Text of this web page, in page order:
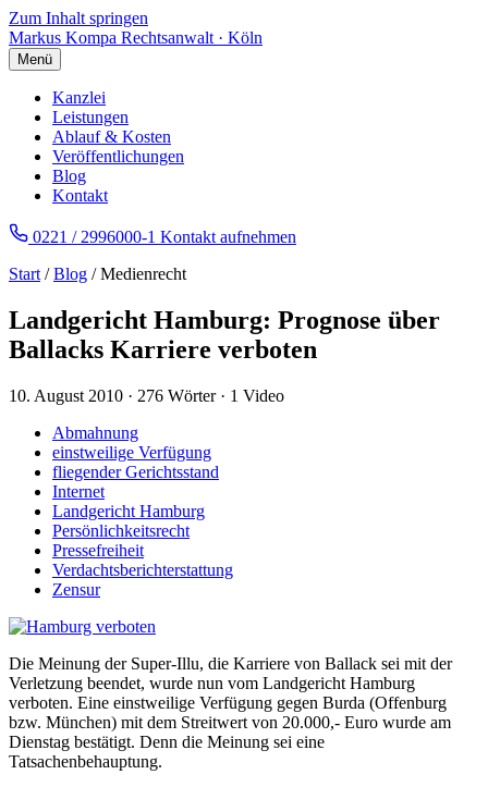
Zum Inhalt springen
Markus Kompa Rechtsanwalt · Köln
Menü
Kanzlei
Leistungen
Ablauf & Kosten
Veröffentlichungen
Blog
Kontakt
0221 / 2996000-1 Kontakt aufnehmen
Start /Blog / Medienrecht
Landgericht Hamburg: Prognose über
Ballacks Karriere verboten
10. August 2010 · 276 Wörter · 1 Video
Abmahnung
einstweilige Verfügung
fliegender Gerichtsstand
Internet
Landgericht Hamburg
Persönlichkeitsrecht
Pressefreiheit
Verdachtsberichterstattung
Zensur
Die Meinung der Super-Illu, die Karriere von Ballack sei mit der
Verletzung beendet, wurde nun vom Landgericht Hamburg
verboten. Eine einstweilige Verfügung gegen Burda (Offenburg
bzw. München) mit dem Streitwert von 20.000,- Euro wurde am
Dienstag bestätigt. Denn die Meinung sei eine
Tatsachenbehauptung.